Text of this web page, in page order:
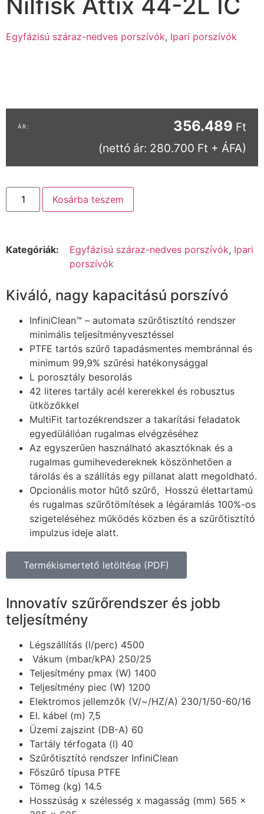
Egyfázisú száraz-nedves porszívók, Ipari porszívók
356.489 Ft
(nettó ár: 280.700 Ft + ÁFA)
Kosárba teszem
Kategóriák: Egyfázisú száraz-nedves porszívók, Ipari
porszívók
Kiváló, nagy kapacitású porszívó
InfiniClean™ – automata szűrőtisztító rendszer
minimális teljesítményvesztéssel
PTFE tartós szűrő tapadásmentes membránnal és
minimum 99,9% szűrési hatékonysággal
L porosztály besorolás
42 literes tartály acél kererekkel és robusztus
ütközőkkel
MultiFit tartozékrendszer a takarítási feladatok
egyedülállóan rugalmas elvégzéséhez
Az egyszerűen használható akasztóknak és a
rugalmas gumihevedereknek köszönhetően a
tárolás és a szállítás egy pillanat alatt megoldható.
Opcionális motor hűtő szűrő, Hosszú élettartamú
és rugalmas szűrőtömítések a légáramlás 100%-os
szigeteléséhez működés közben és a szűrőtisztító
impulzus ideje alatt.
Termékismertető letöltése (PDF)
Innovatív szűrőrendszer és jobb
teljesítmény
Légszállítás (l/perc) 4500
Vákum (mbar/kPA) 250/25
Teljesítmény pmax (W) 1400
Teljesítmény piec (W) 1200
Elektromos jellemzők (V/~/HZ/A) 230/1/50-60/16
El. kábel (m) 7,5
Üzemi zajszint (DB-A) 60
Tartály térfogata (l) 40
Szűrőtisztító rendszer InfiniClean
Főszűrő típusa PTFE
Tömeg (kg) 14.5
Hosszúság x szélesség x magasság (mm) 565 x